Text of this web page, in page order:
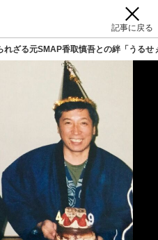
記事に戻る
れざる元SMAP香取慎吾との絆「うるせ